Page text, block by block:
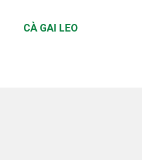
CÀ GAI LEO